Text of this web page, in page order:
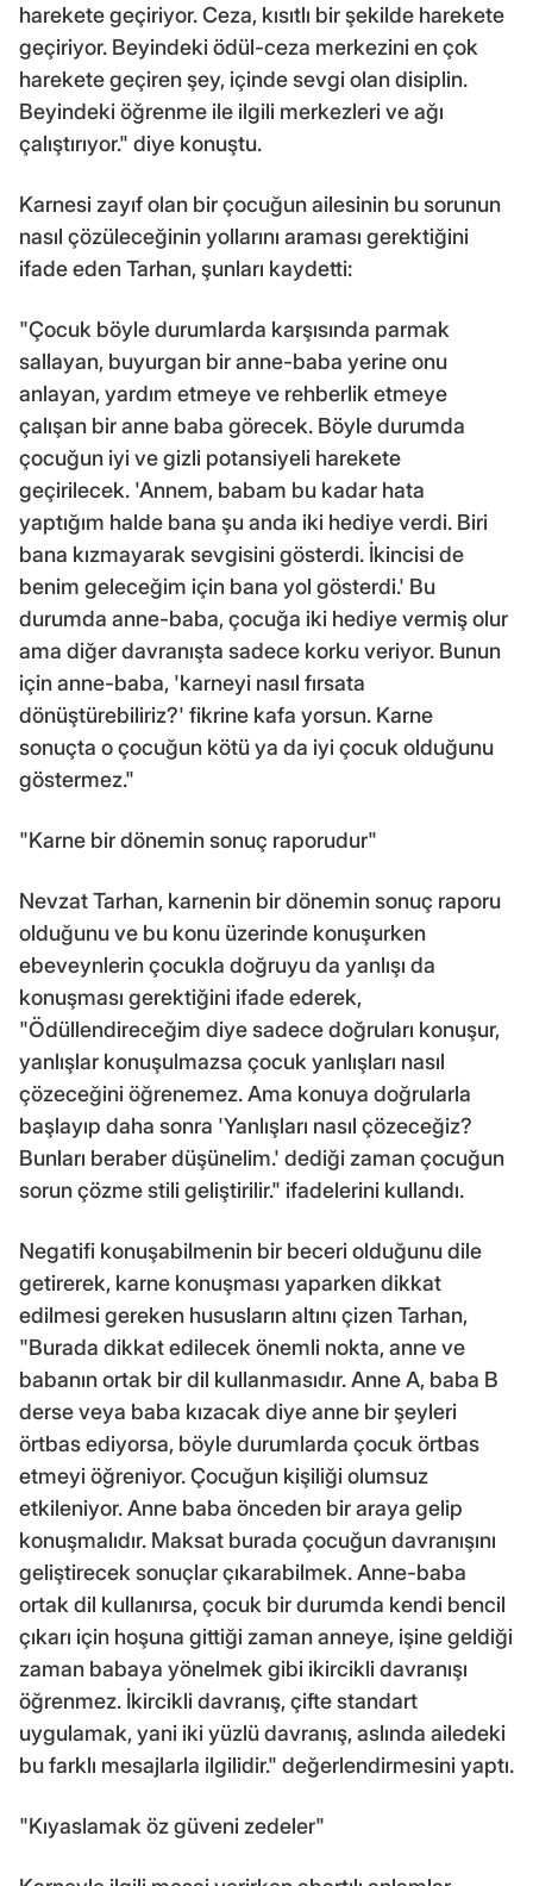
harekete geçiriyor. Ceza, kısıtlı bir şekilde harekete
geçiriyor. Beyindeki ödül-ceza merkezini en çok
harekete geçiren şey, içinde sevgi olan disiplin.
Beyindeki öğrenme ile ilgili merkezleri ve ağı
çalıştırıyor." diye konuştu.
Karnesi zayıf olan bir çocuğun ailesinin bu sorunun
nasıl çözüleceğinin yollarını araması gerektiğini
ifade eden Tarhan, şunları kaydetti:
"Çocuk böyle durumlarda karşısında parmak
sallayan, buyurgan bir anne-baba yerine onu
anlayan, yardım etmeye ve rehberlik etmeye
çalışan bir anne baba görecek. Böyle durumda
çocuğun iyi ve gizli potansiyeli harekete
geçirilecek. 'Annem, babam bu kadar hata
yaptığım halde bana şu anda iki hediye verdi. Biri
bana kızmayarak sevgisini gösterdi. İkincisi de
benim geleceğim için bana yol gösterdi.' Bu
durumda anne-baba, çocuğa iki hediye vermiş olur
ama diğer davranışta sadece korku veriyor. Bunun
için anne-baba, 'karneyi nasıl fırsata
dönüştürebiliriz?' fikrine kafa yorsun. Karne
sonuçta o çocuğun kötü ya da iyi çocuk olduğunu
göstermez."
"Karne bir dönemin sonuç raporudur"
Nevzat Tarhan, karnenin bir dönemin sonuç raporu
olduğunu ve bu konu üzerinde konuşurken
ebeveynlerin çocukla doğruyu da yanlışı da
konuşması gerektiğini ifade ederek,
"Ödüllendireceğim diye sadece doğruları konuşur,
yanlışlar konuşulmazsa çocuk yanlışları nasıl
çözeceğini öğrenemez. Ama konuya doğrularla
başlayıp daha sonra 'Yanlışları nasıl çözeceğiz?
Bunları beraber düşünelim.' dediği zaman çocuğun
sorun çözme stili geliştirilir." ifadelerini kullandı.
Negatifi konuşabilmenin bir beceri olduğunu dile
getirerek, karne konuşması yaparken dikkat
edilmesi gereken hususların altını çizen Tarhan,
"Burada dikkat edilecek önemli nokta, anne ve
babanın ortak bir dil kullanmasıdır. Anne A, baba B
derse veya baba kızacak diye anne bir şeyleri
örtbas ediyorsa, böyle durumlarda çocuk örtbas
etmeyi öğreniyor. Çocuğun kişiliği olumsuz
etkileniyor. Anne baba önceden bir araya gelip
konuşmalıdır. Maksat burada çocuğun davranışını
geliştirecek sonuçlar çıkarabilmek. Anne-baba
ortak dil kullanırsa, çocuk bir durumda kendi bencil
çıkarı için hoşuna gittiği zaman anneye, işine geldiği
zaman babaya yönelmek gibi ikircikli davranışı
öğrenmez. İkircikli davranış, çifte standart
uygulamak, yani iki yüzlü davranış, aslında ailedeki
bu farklı mesajlarla ilgilidir." değerlendirmesini yaptı.
"Kıyaslamak öz güveni zedeler"